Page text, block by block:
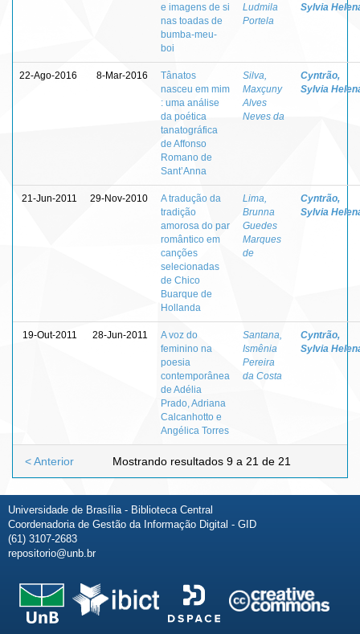
e imagens de si
nas toadas de
bumba-meu-
boi
Ludmila
Portela
Sylvia
22-Ago-2016 8-Mar-2016
Tânatos
nasceu em mim
: uma análise
da poética
tanatográfica
de Affonso
Romano de
Sant’Anna
Silva,
Maxçuny
Alves
Neves da
Cyntrão,
Sylvia
21-Jun-2011 29-Nov-2010
A tradução da
tradição
amorosa do par
romântico em
canções
selecionadas
de Chico
Buarque de
Hollanda
Lima,
Brunna
Guedes
Marques
de
Cyntrão,
Sylvia
19-Out-2011 28-Jun-2011
A voz do
feminino na
poesia
contemporânea
de Adélia
Prado, Adriana
Calcanhotto e
Angélica Torres
Santana,
Ismênia
Pereira
da Costa
Cyntrão,
Sylvia
Mostrando resultados 9 a 21 de 21
< Anterior
Universidade de Brasília - Biblioteca Central
Coordenadoria de Gestão da Informação Digital - GID
(61) 3107-2683
repositorio@unb.br